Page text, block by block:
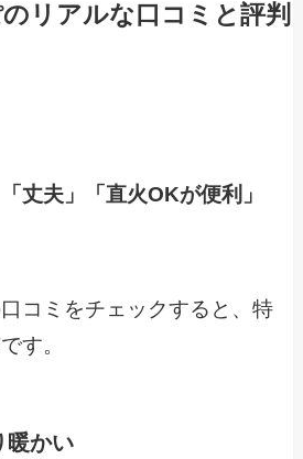
リアルな口コミと評判
丈夫」「直火OKが便利」
コミをチェックすると、特
す。
暖かい